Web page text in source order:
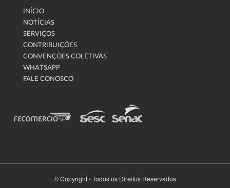
INÍCIO
NOTÍCIAS
SERVIÇOS
CONTRIBUIÇÕES
CONVENÇÕES COLETIVAS
WHATSAPP
FALE CONOSCO
© Copyright - Todos os Direitos Reservados